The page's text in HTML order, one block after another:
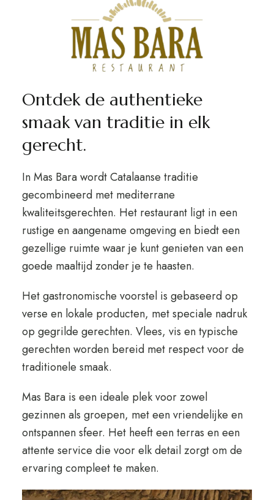
Ontdek de authentieke
smaak van traditie in elk
gerecht.
In Mas Bara wordt Catalaanse traditie
gecombineerd met mediterrane
kwaliteitsgerechten. Het restaurant ligt in een
rustige en aangename omgeving en biedt een
gezellige ruimte waar je kunt genieten van een
goede maaltijd zonder je te haasten.
Het gastronomische voorstel is gebaseerd op
verse en lokale producten, met speciale nadruk
op gegrilde gerechten. Vlees, vis en typische
gerechten worden bereid met respect voor de
traditionele smaak.
Mas Bara is een ideale plek voor zowel
gezinnen als groepen, met een vriendelijke en
ontspannen sfeer. Het heeft een terras en een
attente service die voor elk detail zorgt om de
ervaring compleet te maken.